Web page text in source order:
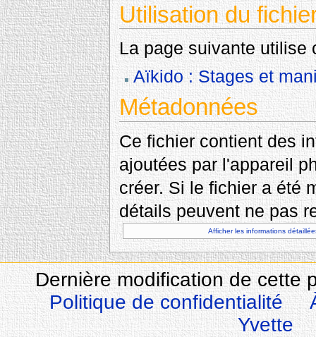
Utilisation du
La page suivante utilise
Aïkido : Stages et
Métadonnées
Ce fichier contient des
ajoutées par l'appareil
créer. Si le fichier a été
détails peuvent ne pas
Afficher les informations
Dernière modification de cette
Politique de confidentialité
Yvette